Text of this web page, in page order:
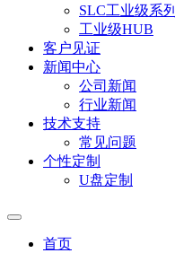
SLC工业级系列
工业级HUB
客户见证
新闻中心
公司新闻
行业新闻
技术支持
常见问题
个性定制
U盘定制
首页